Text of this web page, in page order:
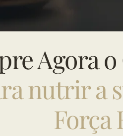
Agora
nutrir a
Força